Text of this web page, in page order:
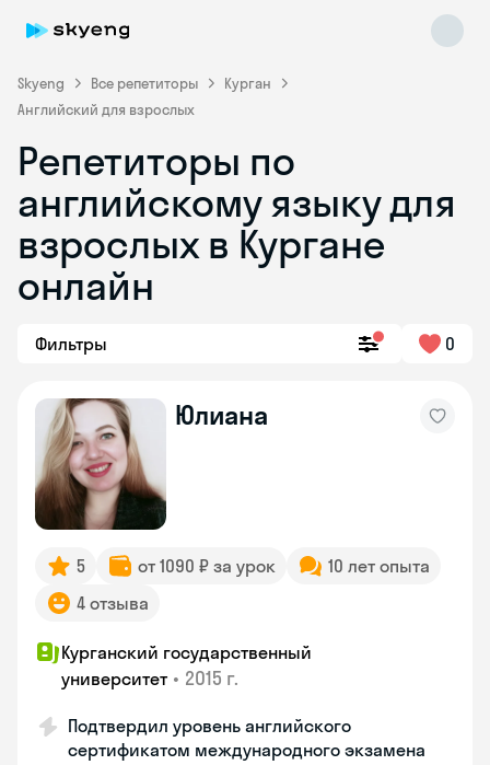
Skyeng Все репетиторы
Курган
Английский для взрослых
Репетиторы по
английскому языку для
взрослых в Кургане
онлайн
Фильтры 0
Юлиана
5 от 1090 ₽ за урок
10 лет опыта
4 отзыва
Курганский государственный
университет • 2015 г.
Подтвердил уровень английского
сертификатом международного экзамена
Skyeng Chat